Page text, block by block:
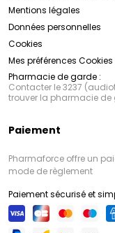
Mentions légales
Données personnelles
Cookies
Mes préférences Cookies
Pharmacie de garde :
Contacter le 3237
trouver la pharmacie de
Paiement
Pharmaforce offre un
mode de règlement
Paiement sécurisé et